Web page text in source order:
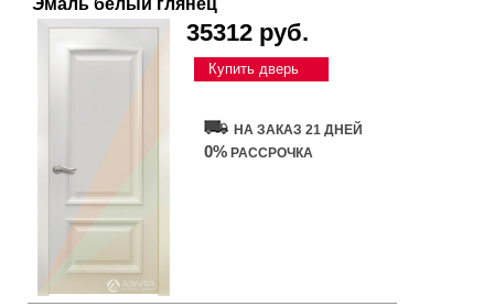
Эмаль белый глянец
35312 руб.
Купить дверь
НА ЗАКАЗ 21 ДНЕЙ
0% РАССРОЧКА